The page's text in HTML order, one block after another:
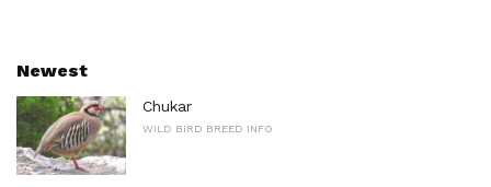
Newest
Chukar
WILD BIRD BREED INFO